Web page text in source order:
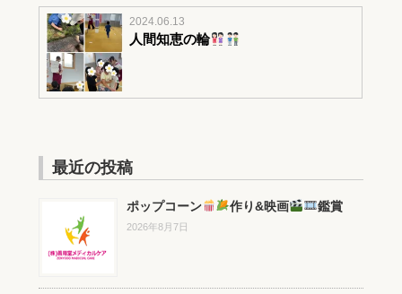
2024.06.13
人間知恵の輪
最近の投稿
ポップコーン 作り&映画 鑑賞
2026年8月7日